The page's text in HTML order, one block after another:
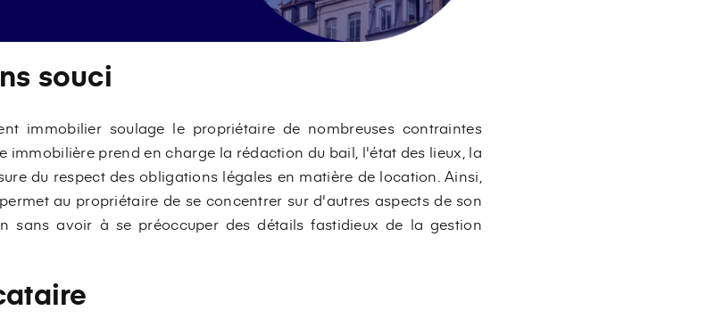
souci
immobilier soulage le propriétaire de nombreuses contraintes
immobilière prend en charge la rédaction du bail, l'état des lieux, la
du respect des obligations légales en matière de location. Ainsi,
au propriétaire de se concentrer sur d'autres aspects de son
sans avoir à se préoccuper des détails fastidieux de la gestion